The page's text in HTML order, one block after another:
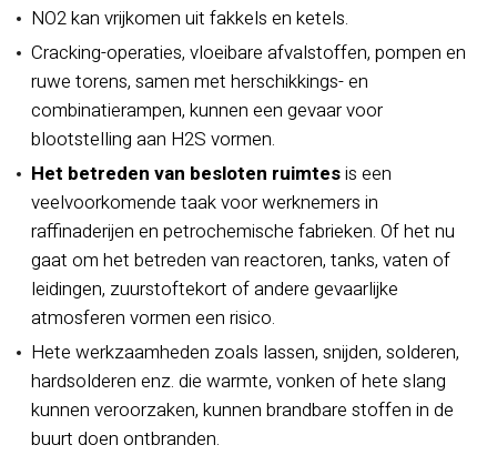
NO2 kan vrijkomen uit fakkels en ketels.
Cracking-operaties, vloeibare afvalstoffen, pompen en
ruwe torens, samen met herschikkings- en
combinatierampen, kunnen een gevaar voor
blootstelling aan H2S vormen.
Het betreden van besloten ruimtesis een
veelvoorkomende taak voor werknemers in
raffinaderijen en petrochemische fabrieken. Of het nu
gaat om het betreden van reactoren, tanks, vaten of
leidingen, zuurstoftekort of andere gevaarlijke
atmosferen vormen een risico.
Hete werkzaamheden zoals lassen, snijden, solderen,
hardsolderen enz. die warmte, vonken of hete slang
kunnen veroorzaken, kunnen brandbare stoffen in de
buurt doen ontbranden.